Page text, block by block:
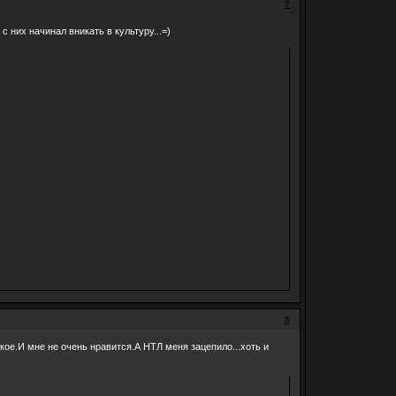
7
начинал вникать в культуру...=)
8
мне не очень нравится.А НТЛ меня зацепило...хоть и